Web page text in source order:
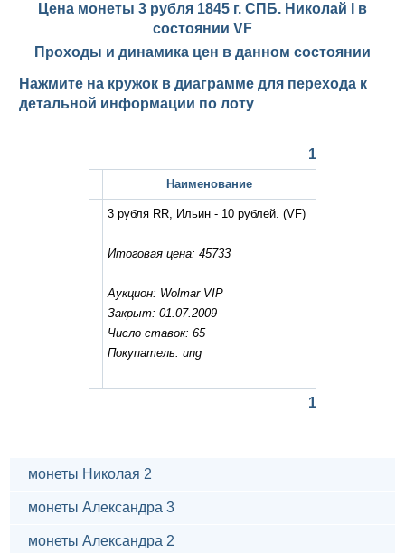
Цена монеты 3 рубля 1845 г. СПБ. Николай I в
состоянии VF
Проходы и динамика цен в данном состоянии
Нажмите на кружок в диаграмме для перехода к
детальной информации по лоту
1
Наименование
3 рубля RR, Ильин - 10 рублей. (VF)
Итоговая цена: 45733
Аукцион: Wolmar VIP
Закрыт: 01.07.2009
Число ставок: 65
Покупатель: ung
1
монеты Николая 2
монеты Александра 3
монеты Александра 2